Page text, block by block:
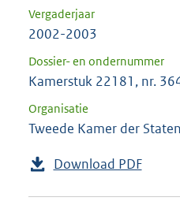
Vergaderjaar
2002-2003
Dossier- en ondernummer
Kamerstuk 22181, nr.
Organisatie
Tweede Kamer der
Download PDF